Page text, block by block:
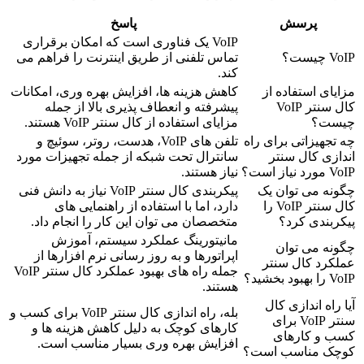
پرسش پاسخ
VoIP چیست؟
VoIP یک فناوری است که امکان برقراری
تماس تلفنی از طریق اینترنت را فراهم می
کند.
مزایای استفاده از
کال سنتر VoIP
چیست؟
کاهش هزینه ها، افزایش بهره وری، امکانات
پیشرفته و انعطاف پذیری بالا از جمله
مزایای استفاده از کال سنتر VoIP هستند.
چه تجهیزاتی برای راه
اندازی کال سنتر
VoIP مورد نیاز است؟
تلفن های VoIP، هدست، روتر، سوئیچ و
سانترال تحت شبکه از جمله تجهیزات مورد
نیاز هستند.
چگونه می توان یک
کال سنتر VoIP را
پیکربندی کرد؟
پیکربندی کال سنتر VoIP نیاز به دانش فنی
دارد، اما با استفاده از راهنمایی های
متخصصان می توان این کار را انجام داد.
چگونه می توان
عملکرد کال سنتر
VoIP را بهبود بخشید؟
مانیتورینگ عملکرد سیستم، آموزش
اپراتورها و به روز رسانی نرم افزارها از
جمله راه های بهبود عملکرد کال سنتر VoIP
هستند.
آیا راه اندازی کال
سنتر VoIP برای
کسب و کارهای
کوچک مناسب است؟
بله، راه اندازی کال سنتر VoIP برای کسب و
کارهای کوچک به دلیل کاهش هزینه ها و
افزایش بهره وری بسیار مناسب است.